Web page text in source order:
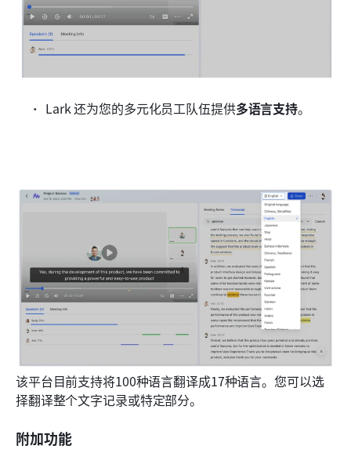
Lark 还为您的多元化员工队伍提供多语言支持。
该平台目前支持将100种语言翻译成17种语言。您可以选
择翻译整个文字记录或特定部分。
附加功能